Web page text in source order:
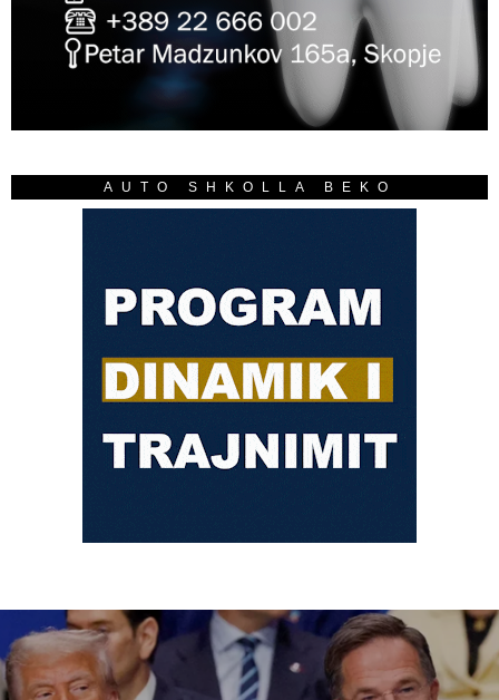
AUTO SHKOLLA BEKO